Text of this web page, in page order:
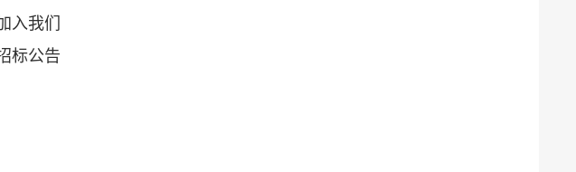
入我们
标公告